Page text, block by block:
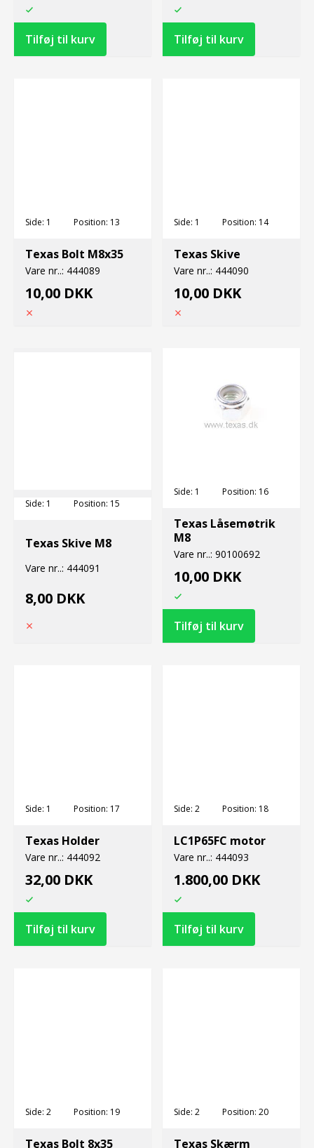
Side: 1 Position: 13
Texas Bolt M8x35
Vare nr..: 444089
10,00 DKK
Side: 1 Position: 14
Texas Skive
Vare nr..: 444090
10,00 DKK
Side: 1 Position: 15
Texas Skive M8
Vare nr..: 444091
8,00 DKK
Side: 1 Position: 16
Texas Låsemøtrik
M8
Vare nr..: 90100692
10,00 DKK
Side: 1 Position: 17
Texas Holder
Vare nr..: 444092
32,00 DKK
Side: 2 Position: 18
LC1P65FC motor
Vare nr..: 444093
1.800,00 DKK
Side: 2 Position: 19
Texas Bolt 8x35
Side: 2 Position: 20
Texas Skærm